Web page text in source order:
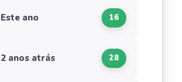
Este ano 16
2 anos atrás 28